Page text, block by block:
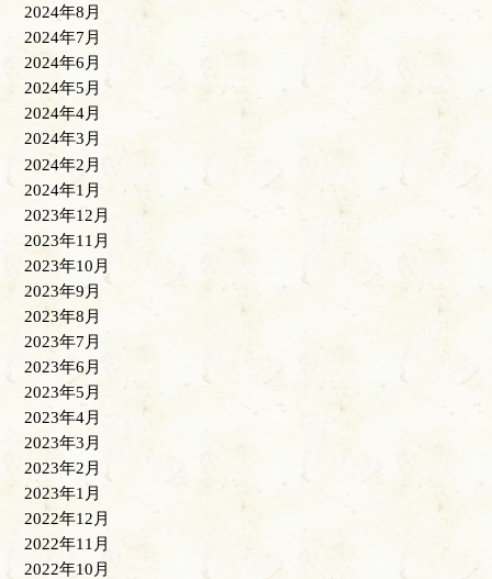
2024年8月
2024年7月
2024年6月
2024年5月
2024年4月
2024年3月
2024年2月
2024年1月
2023年12月
2023年11月
2023年10月
2023年9月
2023年8月
2023年7月
2023年6月
2023年5月
2023年4月
2023年3月
2023年2月
2023年1月
2022年12月
2022年11月
2022年10月